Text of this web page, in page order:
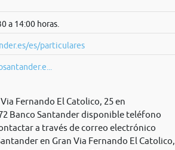
a 14:00 horas.
es/particulares
Fernando El Catolico, 25 en
Banco Santander disponible teléfono
a través de correo electrónico
en Gran Via Fernando El Catolico,